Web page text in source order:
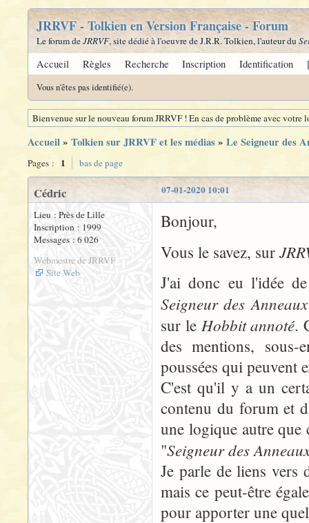
JRRVF - Tolkien en Version Française - Forum
Le forum deJRRVF, site dédié à l'oeuvre de J.R.R. Tolkien, l'auteur du
Accueil Règles Recherche Inscription Identification
Vous n'êtes pas identifié(e).
Bienvenue sur le nouveau forum JRRVF ! En cas de problème avec
Accueil» Tolkien sur JRRVF et les médias» Le Seigneur des
Pages : 1 bas de page
07-01-2020 10:01
Cédric
Lieu : Près de Lille
Inscription : 1999
Messages : 6 026
Webmestre de JRRVF
Site Web
Bonjour,
Vous le savez, sur
J'ai donc eu l'idée
Seigneur des Anneaux
sur le Hobbit annoté.
des mentions, sous-
poussées qui peuvent
C'est qu'il y a un
contenu du forum et
une logique autre que
"Seigneur des
Je parle de liens vers
mais ce peut-être
pour apporter une